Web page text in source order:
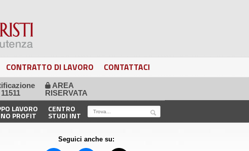
CONTRATTO DI LAVORO CONTATTACI
🔒 AREA
RISERVATA
LAVORO
PROFIT
CENTRO
STUDI INT
Seguici anche su: